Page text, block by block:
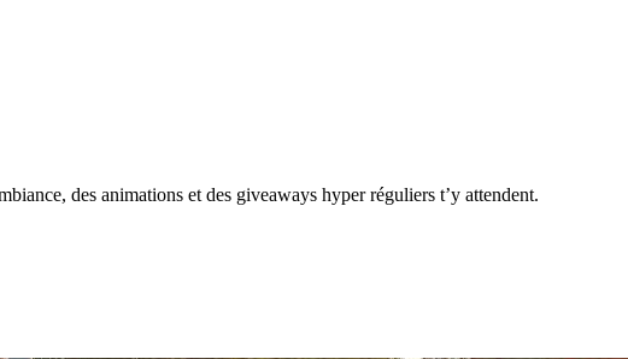
des animations et des giveaways hyper réguliers t’y attendent.